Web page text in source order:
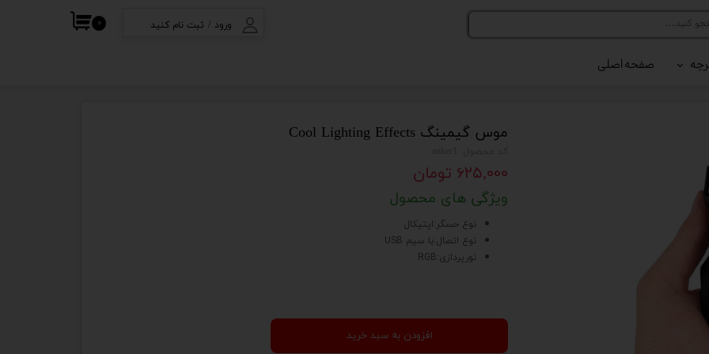
ورود / ثبت نام کنید ۰
صفحه اصلی
موس گیمینگ Cool Lighting Effects
۶۲۵,۰۰۰ تومان
ویژگی های محصول
نوع حسگر:اپتيکال
نوع اتصال:با سیم USB
نورپردازی:RGB
افزودن به سبد خرید